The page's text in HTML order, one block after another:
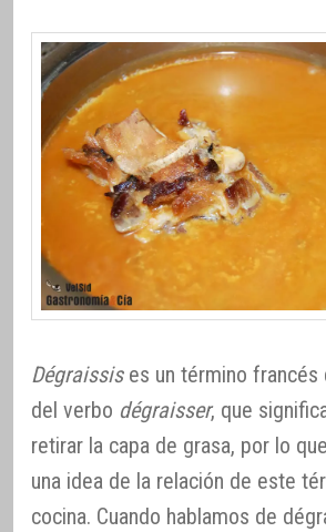
Dégraissises un término francés
del verbo dégraisser, que
retirar la capa de grasa, por lo
una idea de la relación de este
cocina. Cuando hablamos de